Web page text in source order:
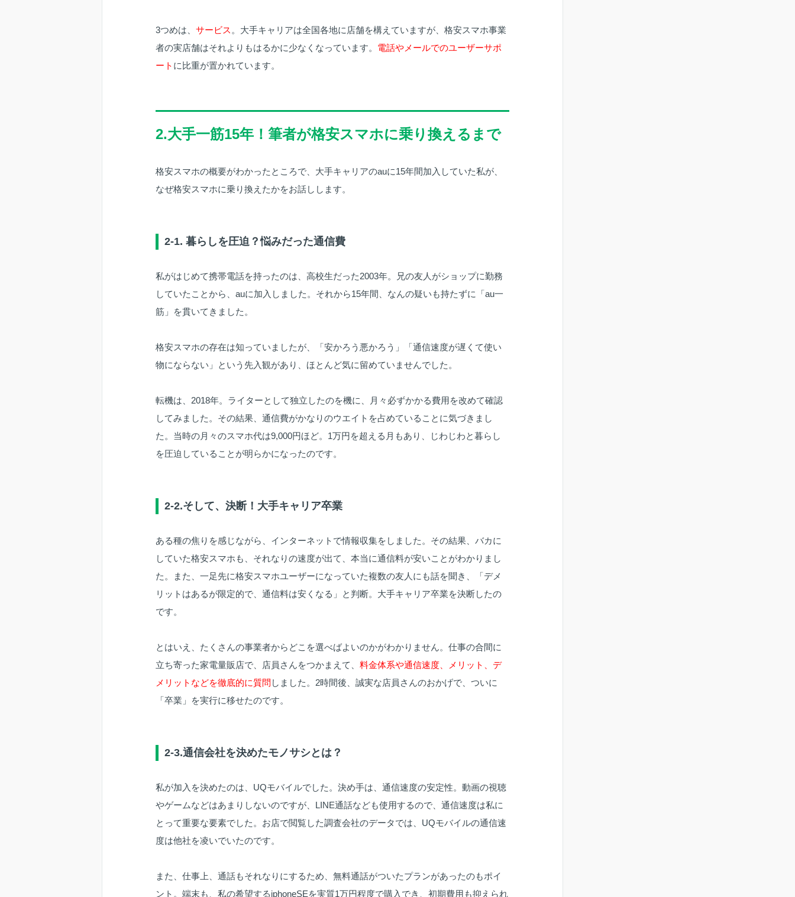
3つめは、 サービス 。大手キャリアは全国各地に店舗を構えていますが、格安スマホ事業
者の実店舗はそれよりもはるかに少なくなっています。 電話やメールでのユーザーサポ
ート に比重が置かれています。
2.大手一筋15年！筆者が格安スマホに乗り換えるまで
格安スマホの概要がわかったところで、大手キャリアのauに15年間加入していた私が、
なぜ格安スマホに乗り換えたかをお話しします。
2-1. 暮らしを圧迫？悩みだった通信費
私がはじめて携帯電話を持ったのは、高校生だった2003年。兄の友人がショップに勤務
していたことから、auに加入しました。それから15年間、なんの疑いも持たずに「au一
筋」を貫いてきました。
格安スマホの存在は知っていましたが、「安かろう悪かろう」「通信速度が遅くて使い
物にならない」という先入観があり、ほとんど気に留めていませんでした。
転機は、2018年。ライターとして独立したのを機に、月々必ずかかる費用を改めて確認
してみました。その結果、通信費がかなりのウエイトを占めていることに気づきまし
た。当時の月々のスマホ代は9,000円ほど。1万円を超える月もあり、じわじわと暮らし
を圧迫していることが明らかになったのです。
2-2.そして、決断！大手キャリア卒業
ある種の焦りを感じながら、インターネットで情報収集をしました。その結果、バカに
していた格安スマホも、それなりの速度が出て、本当に通信料が安いことがわかりまし
た。また、一足先に格安スマホユーザーになっていた複数の友人にも話を聞き、「デメ
リットはあるが限定的で、通信料は安くなる」と判断。大手キャリア卒業を決断したの
です。
とはいえ、たくさんの事業者からどこを選べばよいのかがわかりません。仕事の合間に
立ち寄った家電量販店で、店員さんをつかまえて、 料金体系や通信速度、メリット、デ
メリットなどを徹底的に質問 しました。2時間後、誠実な店員さんのおかげで、ついに
「卒業」を実行に移せたのです。
2-3.通信会社を決めたモノサシとは？
私が加入を決めたのは、UQモバイルでした。決め手は、通信速度の安定性。動画の視聴
やゲームなどはあまりしないのですが、LINE通話なども使用するので、通信速度は私に
とって重要な要素でした。お店で閲覧した調査会社のデータでは、UQモバイルの通信速
度は他社を凌いでいたのです。
また、仕事上、通話もそれなりにするため、無料通話がついたプランがあったのもポイ
ント。端末も、私の希望するiphoneSEを実質1万円程度で購入でき、初期費用も抑えられ